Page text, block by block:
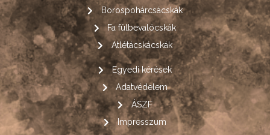
Borospohárcsácskák
Fa fülbevalócskák
Atlétácskácskák
Egyedi kérések
Adatvédelem
ÁSZF
Impresszum